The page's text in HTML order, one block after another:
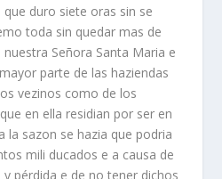
duro siete oras sin se
toda sin quedar mas de
Señora Santa Maria e
parte de las haziendas
vezinos como de los
en ella residian por ser en
la sazon se hazia que podria
mili ducados e a causa de
pérdida e de no tener dichos